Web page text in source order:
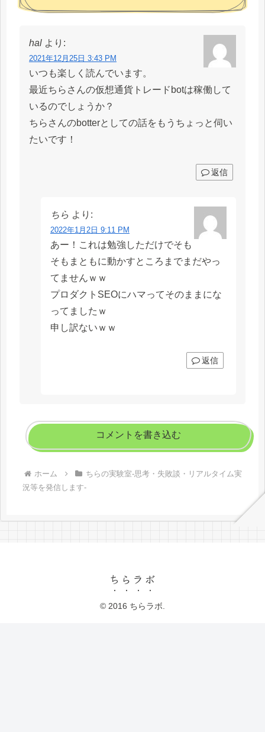
hal より:
2021年12月25日 3:43 PM
いつも楽しく読んでいます。
最近ちらさんの仮想通貨トレードbotは稼働して
いるのでしょうか？
ちらさんのbotterとしての話をもうちょっと伺い
たいです！
返信
ちら より:
2022年1月2日 9:11 PM
あー！これは勉強しただけでそも
そもまともに動かすところまでまだやっ
てませんｗｗ
プロダクトSEOにハマってそのままにな
ってましたｗ
申し訳ないｗｗ
返信
コメントを書き込む
ホーム
ちらの実験室-思考・失敗談・リアルタイム実
況等を発信します-
ちらラボ
© 2016 ちらラボ.